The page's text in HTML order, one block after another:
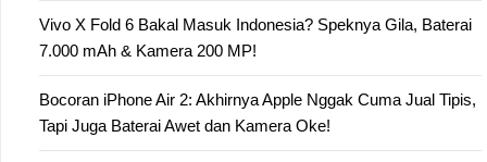
Vivo X Fold 6 Bakal Masuk Indonesia? Speknya Gila, Baterai
7.000 mAh & Kamera 200 MP!
Bocoran iPhone Air 2: Akhirnya Apple Nggak Cuma Jual Tipis,
Tapi Juga Baterai Awet dan Kamera Oke!